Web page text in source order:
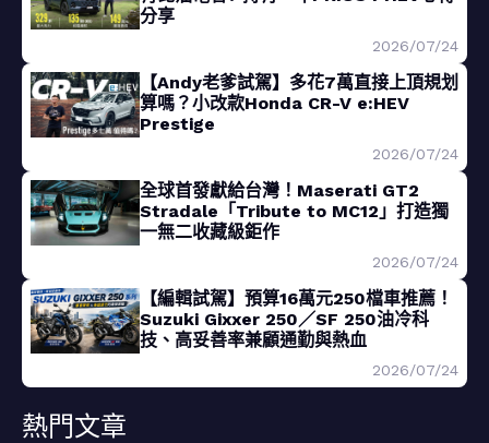
分享
2026/07/24
【Andy老爹試駕】多花7萬直接上頂規划
算嗎？小改款Honda CR-V e:HEV
Prestige
2026/07/24
全球首發獻給台灣！Maserati GT2
Stradale「Tribute to MC12」打造獨
一無二收藏級鉅作
2026/07/24
【編輯試駕】預算16萬元250檔車推薦！
Suzuki Gixxer 250／SF 250油冷科
技、高妥善率兼顧通勤與熱血
2026/07/24
熱門文章